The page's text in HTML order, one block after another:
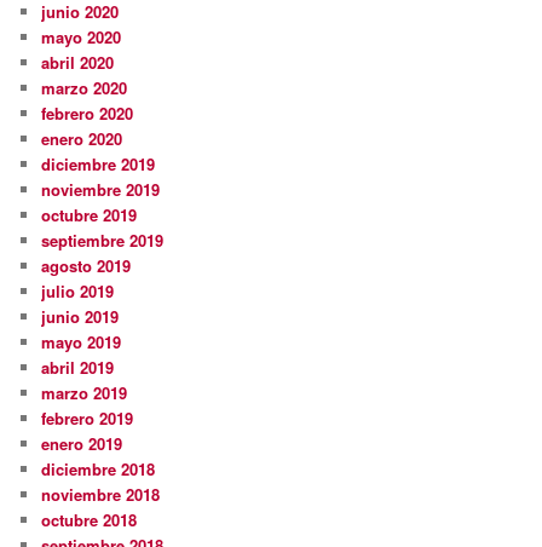
junio 2020
mayo 2020
abril 2020
marzo 2020
febrero 2020
enero 2020
diciembre 2019
noviembre 2019
octubre 2019
septiembre 2019
agosto 2019
julio 2019
junio 2019
mayo 2019
abril 2019
marzo 2019
febrero 2019
enero 2019
diciembre 2018
noviembre 2018
octubre 2018